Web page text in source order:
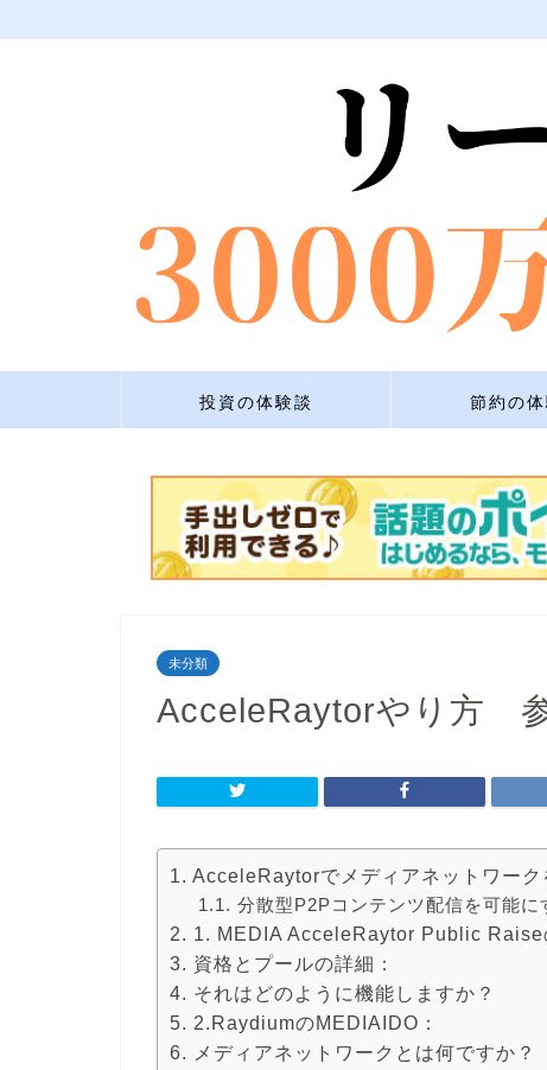
投資の体験談 節約の
未分類
AcceleRaytorやり方
AcceleRaytorでメディアネットワーク
分散型P2Pコンテンツ配信を可能
1. MEDIA AcceleRaytor Public Raise
資格とプールの詳細：
それはどのように機能しますか？
2.RaydiumのMEDIAIDO：
メディアネットワークとは何ですか？